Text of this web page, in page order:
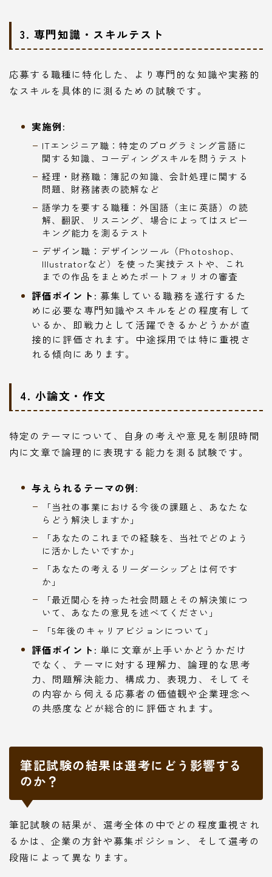
3. 専門知識・スキルテスト
応募する職種に特化した、より専門的な知識や実務的
なスキルを具体的に測るための試験です。
実施例:
ITエンジニア職：特定のプログラミング言語に
関する知識、コーディングスキルを問うテスト
経理・財務職：簿記の知識、会計処理に関する
問題、財務諸表の読解など
語学力を要する職種：外国語（主に英語）の読
解、翻訳、リスニング、場合によってはスピー
キング能力を測るテスト
デザイン職：デザインツール（Photoshop、
Illustratorなど）を使った実技テストや、これ
までの作品をまとめたポートフォリオの審査
評価ポイント: 募集している職務を遂行するた
めに必要な専門知識やスキルをどの程度有して
いるか、即戦力として活躍できるかどうかが直
接的に評価されます。中途採用では特に重視さ
れる傾向にあります。
4. 小論文・作文
特定のテーマについて、自身の考えや意見を制限時間
内に文章で論理的に表現する能力を測る試験です。
与えられるテーマの例:
「当社の事業における今後の課題と、あなたな
らどう解決しますか」
「あなたのこれまでの経験を、当社でどのよう
に活かしたいですか」
「あなたの考えるリーダーシップとは何です
か」
「最近関心を持った社会問題とその解決策につ
いて、あなたの意見を述べてください」
「5年後のキャリアビジョンについて」
評価ポイント: 単に文章が上手いかどうかだけ
でなく、テーマに対する理解力、論理的な思考
力、問題解決能力、構成力、表現力、そしてそ
の内容から伺える応募者の価値観や企業理念へ
の共感度などが総合的に評価されます。
筆記試験の結果は選考にどう影響する
のか？
筆記試験の結果が、選考全体の中でどの程度重視され
るかは、企業の方針や募集ポジション、そして選考の
段階によって異なります。
本サイトがおすすめする転職エージェント